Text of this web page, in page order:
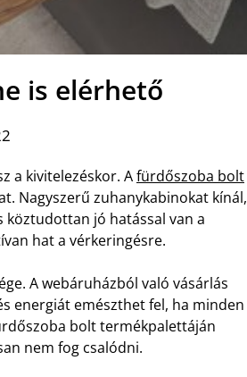
is elérhető
a kivitelezéskor. Afürdőszoba bolt
Nagyszerű zuhanykabinokat kínál,
köztudottan jó hatással van a
hat a vérkeringésre.
A webáruházból való vásárlás
energiát emészthet fel, ha minden
bolt termékpalettáján
nem fog csalódni.